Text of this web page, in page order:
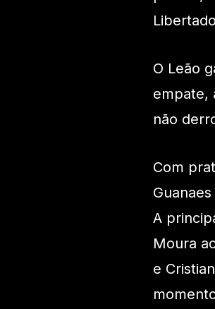
O Leão
empate,
não
Com
A
Moura
e